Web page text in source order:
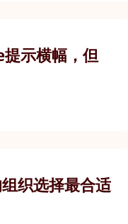
示横幅，但
织选择最合适